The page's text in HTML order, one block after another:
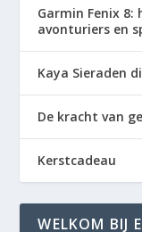
Garmin Fenix
avonturiers en
Kaya Sieraden
De kracht van
Kerstcadeau
WELKOM BIJ